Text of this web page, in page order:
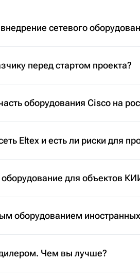
сетевого
перед стартом проекта?
оборудования Cisco на
Eltex и есть ли риски для
для объектов
оборудованием
Чем вы лучше?